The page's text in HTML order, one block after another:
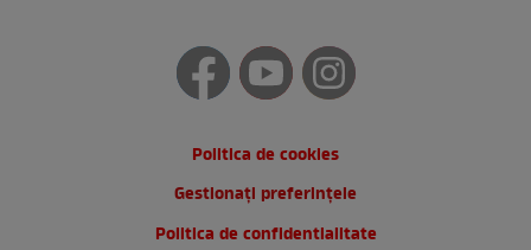
Politica de cookies
Gestionați preferințele
Politica de confidentialitate